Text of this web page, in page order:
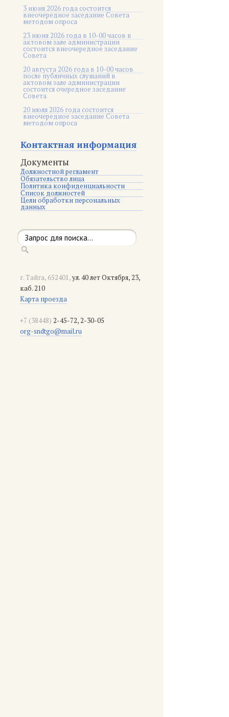
3 июня 2026 года состоится
внеочередное заседание Совета
методом опроса
23 июня 2026 года в 10-00 часов в
актовом зале администрации
состоится внеочередное заседание
Совета
20 августа 2026 года в 10-00 часов
после публичных слушаний в
актовом зале администрации
состоится очередное заседание
Совета
20 июля 2026 года состоится
внеочередное заседание Совета
методом опроса
Контактная информация
Документы
Должностной регламент
Обязательство лица
Политика конфиденциальности
Список должностей
Цели обработки персональных
данных
г. Тайга, 652401,ул. 40 лет Октября, 23,
каб. 210
Карта проезда
+7 (38448) 2-45-72, 2-30-05
org-sndtgo@mail.ru